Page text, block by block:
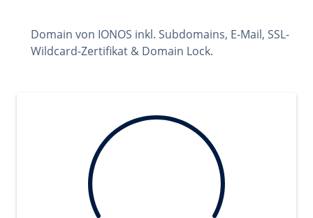
Domain von IONOS inkl. Subdomains, E-Mail, SSL-
Wildcard-Zertifikat & Domain Lock.